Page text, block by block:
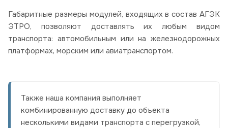
Габаритные размеры модулей, входящих в состав АГЭК
ЭТРО, позволяют доставлять их любым видом
транспорта: автомобильным или на железнодорожных
платформах, морским или авиатранспортом.
Также наша компания выполняет
комбинированную доставку до объекта
несколькими видами транспорта с перегрузкой,